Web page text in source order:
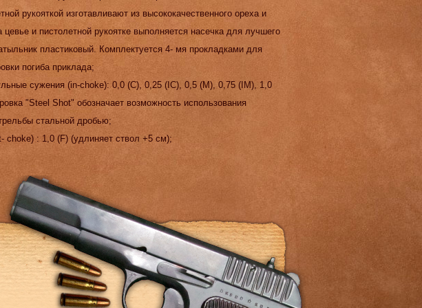
рукояткой изготавливают из высококачественного ореха и
и пистолетной рукоятке выполняется насечка для лучшего
пластиковый. Комплектуется 4- мя прокладками для
погиба приклада;
сужения (in-choke): 0,0 (С), 0,25 (IC), 0,5 (М), 0,75 (IM), 1,0
"Steel Shot" обозначает возможность использования
стальной дробью;
choke) : 1,0 (F) (удлиняет ствол +5 см);